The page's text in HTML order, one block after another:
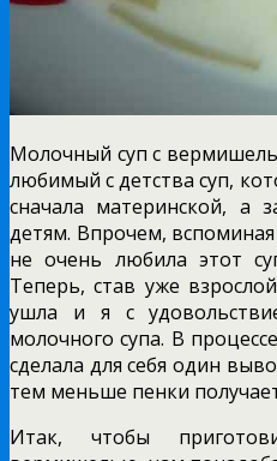
Молочный суп с
любимый с детства суп,
сначала материнской, а
детям. Впрочем, вспоминая
не очень любила этот
Теперь, став уже
ушла и я с
молочного супа. В
сделала для себя один
тем меньше пенки
Итак, чтобы